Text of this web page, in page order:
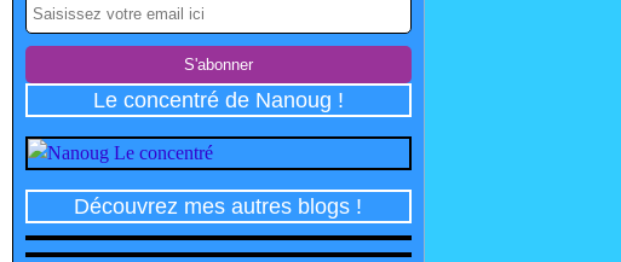
Le concentré de Nanoug !
Découvrez mes autres blogs !